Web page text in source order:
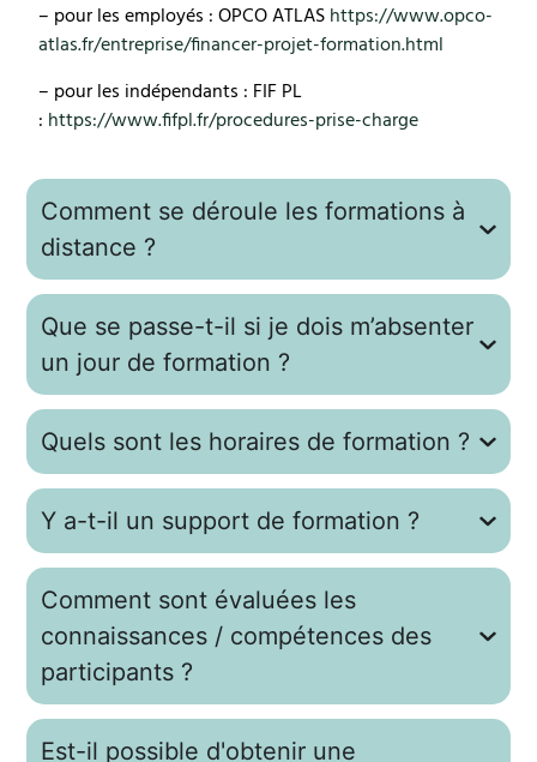
– pour les employés : OPCO ATLAShttps://www.opco-
atlas.fr/entreprise/financer-projet-formation.html
– pour les indépendants : FIF PL
: https://www.fifpl.fr/procedures-prise-charge
Comment se déroule les formations à
distance ?
Que se passe-t-il si je dois m’absenter
un jour de formation ?
Quels sont les horaires de formation ?
Y a-t-il un support de formation ?
Comment sont évaluées les
connaissances / compétences des
participants ?
Est-il possible d'obtenir une